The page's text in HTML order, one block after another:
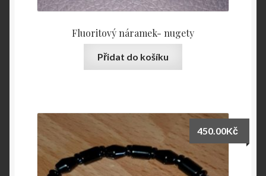
Fluoritový náramek- nugety
Přidat do košíku
450.00Kč